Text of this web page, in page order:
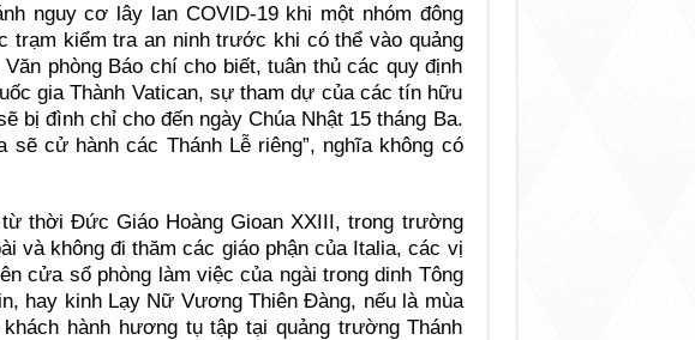
nguy cơ lây lan COVID-19 khi một nhóm đông
trạm kiểm tra an ninh trước khi có thể vào quảng
phòng Báo chí cho biết, tuân thủ các quy định
gia Thành Vatican, sự tham dự của các tín hữu
bị đình chỉ cho đến ngày Chúa Nhật 15 tháng Ba.
sẽ cử hành các Thánh Lễ riêng”, nghĩa không có
thời Đức Giáo Hoàng Gioan XXIII, trong trường
và không đi thăm các giáo phận của Italia, các vị
cửa sổ phòng làm việc của ngài trong dinh Tông
hay kinh Lạy Nữ Vương Thiên Đàng, nếu là mùa
hành hương tụ tập tại quảng trường Thánh